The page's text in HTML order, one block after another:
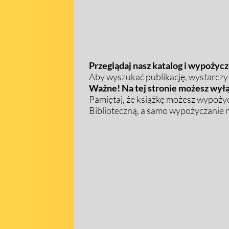
Przeglądaj nasz katalog i
Aby wyszukać publikację,
Ważne! Na tej stronie możesz
Pamiętaj, że książkę możesz
Biblioteczną, a samo wypożyczanie